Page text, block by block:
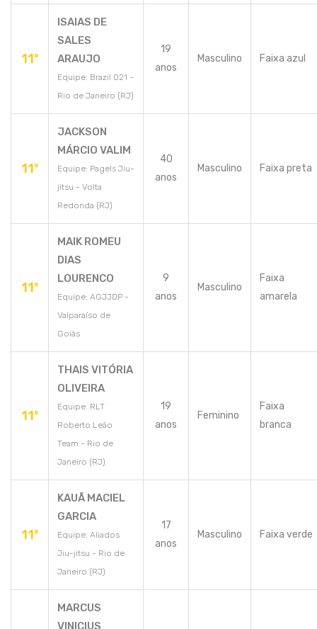
11º
ISAIAS DE
SALES
ARAUJO
Equipe: Brazil 021 -
Rio de Janeiro (RJ)
19
anos
Masculino Faixa azul
11º
JACKSON
MÁRCIO VALIM
Equipe: Pagels Jiu-
jitsu - Volta
Redonda (RJ)
40
anos
Masculino Faixa preta
11º
MAIK ROMEU
DIAS
LOURENCO
Equipe: AGJJDP -
Valparaíso de
Goiás
9
anos
Masculino
Faixa
amarela
11º
THAIS VITÓRIA
OLIVEIRA
Equipe: RLT
Roberto Leão
Team - Rio de
Janeiro (RJ)
19
anos
Feminino
Faixa
branca
11º
KAUÃ MACIEL
GARCIA
Equipe: Aliados
Jiu-jitsu - Rio de
Janeiro (RJ)
17
anos
Masculino Faixa verde
MARCUS
VINICIUS